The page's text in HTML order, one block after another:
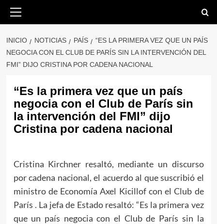
Saltar
primario
INICIO NOTICIAS PAÍS
“ES LA PRIMERA VEZ QUE UN PAÍS
NEGOCIA CON EL CLUB DE PARÍS SIN LA INTERVENCIÓN DEL
FMI” DIJO CRISTINA POR CADENA NACIONAL
“Es la primera vez que un país
negocia con el Club de París sin
la intervención del FMI” dijo
Cristina por cadena nacional
Cristina Kirchner resaltó, mediante un discurso
por cadena nacional, el acuerdo al que suscribió el
ministro de Economía Axel Kicillof con el Club de
París . La jefa de Estado resaltó: “Es la primera vez
que un país negocia con el Club de París sin la